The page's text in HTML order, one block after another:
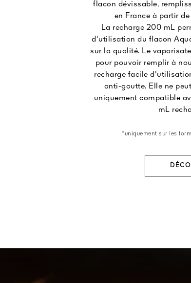
flacon dévissable,
en France à partir de
La recharge 200 mL
d'utilisation du flacon
sur la qualité. Le
pour pouvoir remplir à
recharge facile
anti-goutte. Elle ne
uniquement compatible
mL
*uniquement sur les